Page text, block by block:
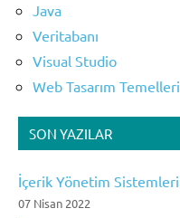
Java
Veritabanı
Visual Studio
Web Tasarım Temelleri
SON YAZILAR
İçerik Yönetim Sistemleri
07 Nisan 2022